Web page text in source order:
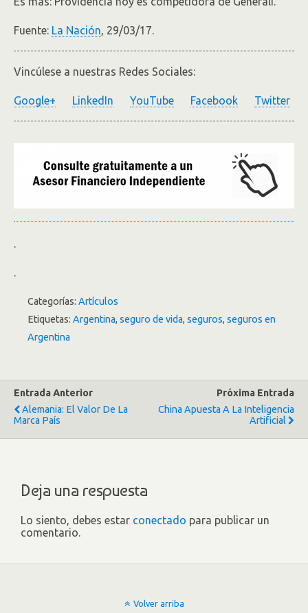
Fuente: La Nación, 29/03/17.
Vincúlese a nuestras Redes Sociales:
Google+ LinkedIn YouTube Facebook Twitter
.
.
Categorías: Artículos
Etiquetas: Argentina, seguro de vida, seguros, seguros en
Argentina
Entrada Anterior
Alemania: El Valor De La
Marca País
Próxima Entrada
China Apuesta A La Inteligencia
Artificial
Deja una respuesta
Lo siento, debes estar conectado para publicar un
comentario.
Volver arriba